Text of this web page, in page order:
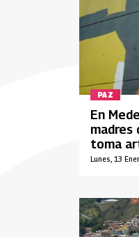
PAZ
Lunes, 13
En
madres
toma